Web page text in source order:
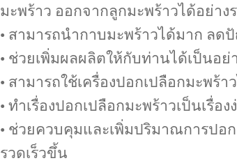
มะพร้าว ออกจากลูกมะพร้าวได้อย่างร
• สามารถนำกาบมะพร้าวได้มาก ลด
• ช่วยเพิ่มผลผลิตให้กับท่านได้เป็นอย่
• สามารถใช้เครื่องปอกเปลือกมะพร้า
• ทำเรื่องปอกเปลือกมะพร้าวเป็นเรื่อง
• ช่วยควบคุมและเพิ่มปริมาณการปอ
รวดเร็วขึ้น